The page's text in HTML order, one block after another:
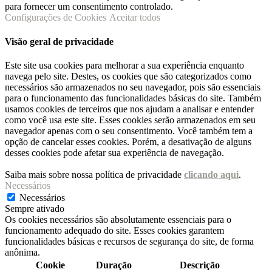
para fornecer um consentimento controlado.
Configurações de Cookies Aceitar todos
Visão geral de privacidade
Este site usa cookies para melhorar a sua experiência enquanto
navega pelo site. Destes, os cookies que são categorizados como
necessários são armazenados no seu navegador, pois são essenciais
para o funcionamento das funcionalidades básicas do site. Também
usamos cookies de terceiros que nos ajudam a analisar e entender
como você usa este site. Esses cookies serão armazenados em seu
navegador apenas com o seu consentimento. Você também tem a
opção de cancelar esses cookies. Porém, a desativação de alguns
desses cookies pode afetar sua experiência de navegação.
Saiba mais sobre nossa política de privacidade clicando aqui.
Necessários
Necessários
Sempre ativado
Os cookies necessários são absolutamente essenciais para o
funcionamento adequado do site. Esses cookies garantem
funcionalidades básicas e recursos de segurança do site, de forma
anônima.
Cookie
Duração Descrição